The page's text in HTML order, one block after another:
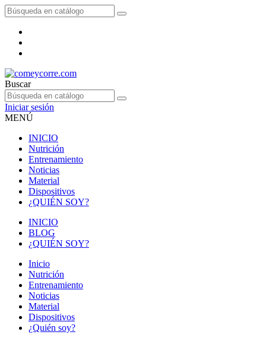
Buscar
Iniciar sesión
MENÚ
INICIO
Nutrición
Entrenamiento
Noticias
Material
Dispositivos
¿QUIÉN SOY?
INICIO
BLOG
¿QUIÉN SOY?
Inicio
Nutrición
Entrenamiento
Noticias
Material
Dispositivos
¿Quién soy?